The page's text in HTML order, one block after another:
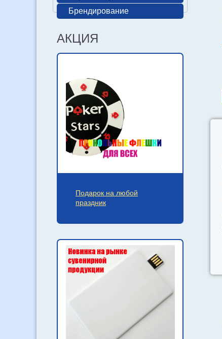
Брендирование
АКЦИЯ
Подарок на любой
праздник